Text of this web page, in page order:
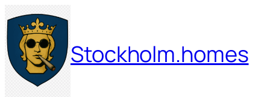
Hoppa
till
innehåll
Stockholm.homes